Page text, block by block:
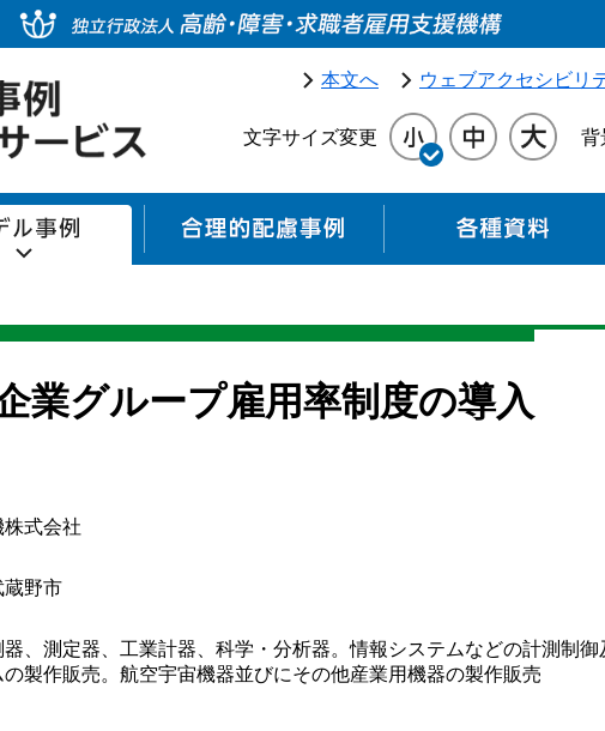
本文へ ウェブアクセシビリ
文字サイズ変更 背
モデル事例 合理的配慮事例
業グループ雇用率制度の導入
式会社
蔵野市
器、測定器、工業計器、科学・分析器。情報システムなどの計測制御
の製作販売。航空宇宙機器並びにその他産業用機器の製作販売